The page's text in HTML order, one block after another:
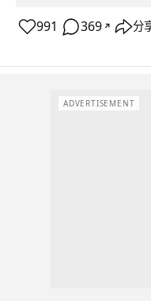
991 369 ↗ 分
ADVERTISEMENT